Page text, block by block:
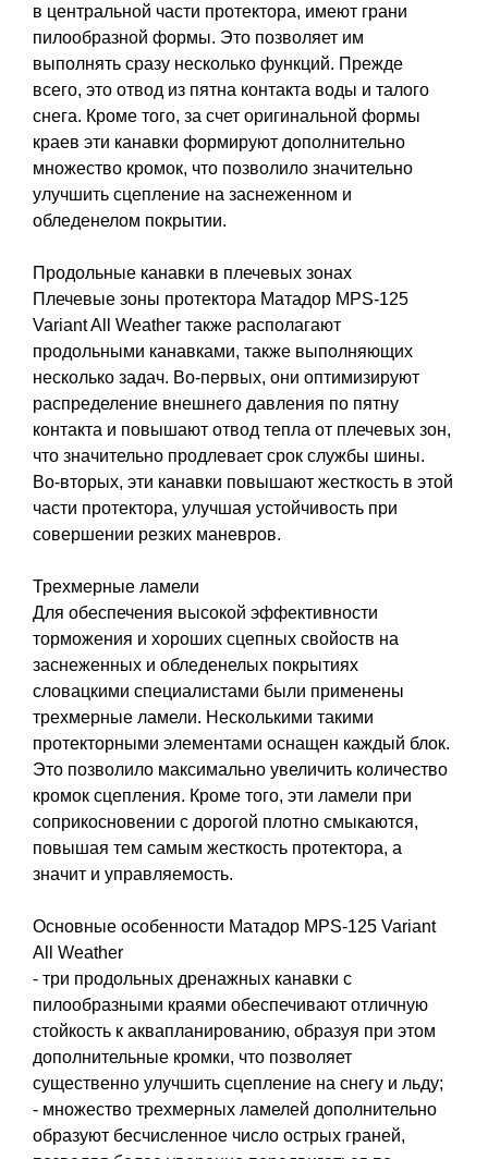
в центральной части протектора, имеют грани
пилообразной формы. Это позволяет им
выполнять сразу несколько функций. Прежде
всего, это отвод из пятна контакта воды и талого
снега. Кроме того, за счет оригинальной формы
краев эти канавки формируют дополнительно
множество кромок, что позволило значительно
улучшить сцепление на заснеженном и
обледенелом покрытии.
Продольные канавки в плечевых зонах
Плечевые зоны протектора Матадор MPS-125
Variant All Weather также располагают
продольными канавками, также выполняющих
несколько задач. Во-первых, они оптимизируют
распределение внешнего давления по пятну
контакта и повышают отвод тепла от плечевых зон,
что значительно продлевает срок службы шины.
Во-вторых, эти канавки повышают жесткость в этой
части протектора, улучшая устойчивость при
совершении резких маневров.
Трехмерные ламели
Для обеспечения высокой эффективности
торможения и хороших сцепных свойоств на
заснеженных и обледенелых покрытиях
словацкими специалистами были применены
трехмерные ламели. Несколькими такими
протекторными элементами оснащен каждый блок.
Это позволило максимально увеличить количество
кромок сцепления. Кроме того, эти ламели при
соприкосновении с дорогой плотно смыкаются,
повышая тем самым жесткость протектора, а
значит и управляемость.
Основные особенности Матадор MPS-125 Variant
All Weather
- три продольных дренажных канавки с
пилообразными краями обеспечивают отличную
стойкость к аквапланированию, образуя при этом
дополнительные кромки, что позволяет
существенно улучшить сцепление на снегу и льду;
- множество трехмерных ламелей дополнительно
образуют бесчисленное число острых граней,